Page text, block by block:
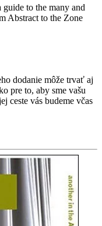
to the many and
Abstract to the Zone
dodanie môže trvať aj
pre to, aby sme vašu
ceste vás budeme včas